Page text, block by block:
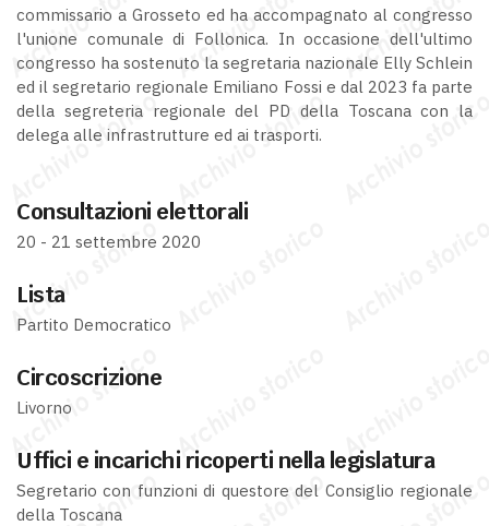
commissario a Grosseto ed ha accompagnato al congresso
l'unione comunale di Follonica. In occasione dell'ultimo
congresso ha sostenuto la segretaria nazionale Elly Schlein
ed il segretario regionale Emiliano Fossi e dal 2023 fa parte
della segreteria regionale del PD della Toscana con la
delega alle infrastrutture ed ai trasporti.
Consultazioni elettorali
20 - 21 settembre 2020
Lista
Partito Democratico
Circoscrizione
Livorno
Uffici e incarichi ricoperti nella legislatura
Segretario con funzioni di questore del Consiglio regionale
della Toscana